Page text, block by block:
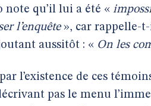
qu’il lui a été «
l’enquête», car rappelle-
aussitôt : « On les
l’existence de ces
pas le menu